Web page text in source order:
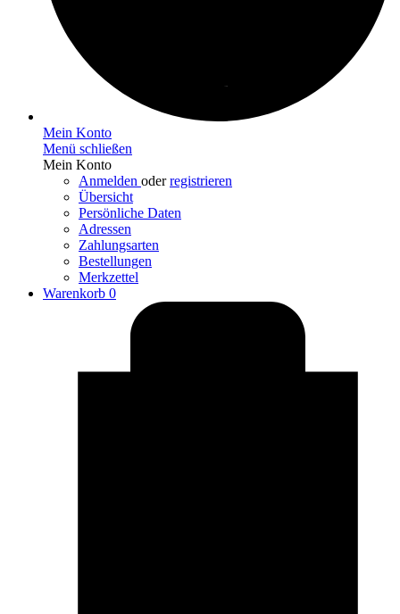
Mein Konto
Menü schließen
Mein Konto
Anmelden oderregistrieren
Übersicht
Persönliche Daten
Adressen
Zahlungsarten
Bestellungen
Merkzettel
Warenkorb 0